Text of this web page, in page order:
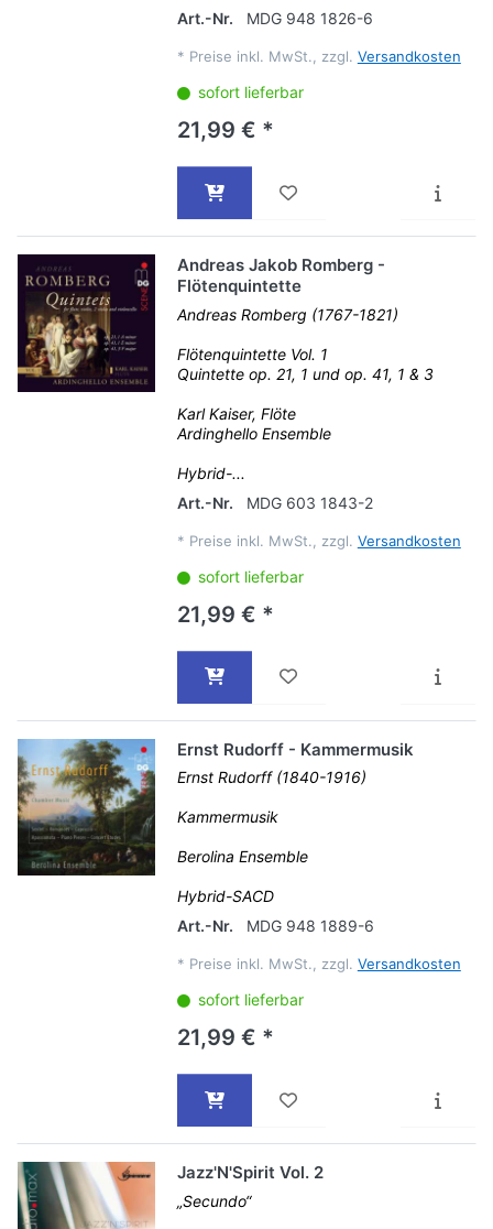
Art.-Nr.
MDG 948 1826-6
* Preise inkl. MwSt., zzgl. Versandkosten
sofort lieferbar
21,99 € *
Andreas Jakob Romberg -
Flötenquintette
Andreas Romberg (1767-1821)
Flötenquintette Vol. 1
Quintette op. 21, 1 und op. 41, 1 & 3
Karl Kaiser, Flöte
Ardinghello Ensemble
Hybrid-...
Art.-Nr.
MDG 603 1843-2
* Preise inkl. MwSt., zzgl. Versandkosten
sofort lieferbar
21,99 € *
Ernst Rudorff - Kammermusik
Ernst Rudorff (1840-1916)
Kammermusik
Berolina Ensemble
Hybrid-SACD
Art.-Nr.
MDG 948 1889-6
* Preise inkl. MwSt., zzgl. Versandkosten
sofort lieferbar
21,99 € *
Jazz'N'Spirit Vol. 2
„Secundo“